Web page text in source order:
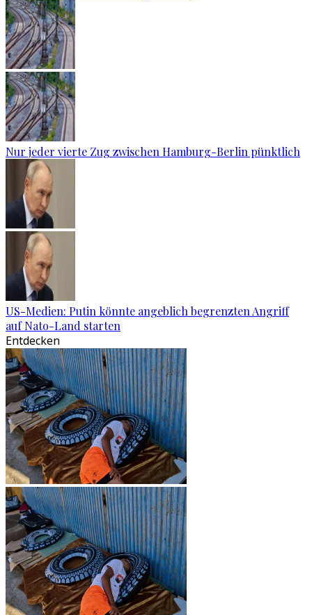
Nur jeder vierte Zug zwischen Hamburg-Berlin pünktlich
US-Medien: Putin könnte angeblich begrenzten Angriff
auf Nato-Land starten
Entdecken